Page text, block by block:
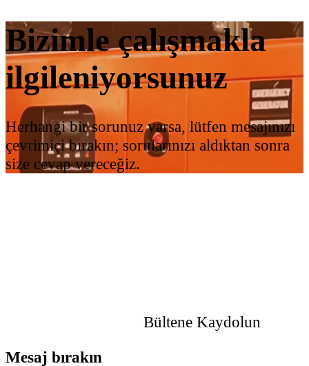
Bizimle çalışmakla
ilgileniyorsunuz
Herhangi bir sorunuz varsa, lütfen mesajınızı
çevrimiçi bırakın; sorularınızı aldıktan sonra
size cevap vereceğiz.
Bültene Kaydolun
Mesaj bırakın